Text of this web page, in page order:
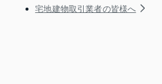
宅地建物取引業者の皆様へ